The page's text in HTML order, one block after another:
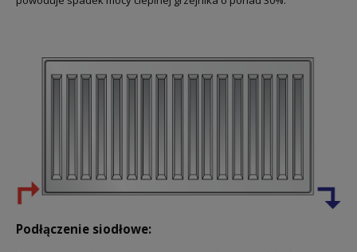
Podłączenie siodłowe: